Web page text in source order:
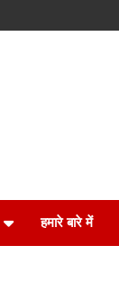
हमारे बारे में